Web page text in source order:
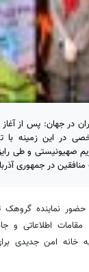
در جهان: پس از
در این زمینه با
صهیونیستی و طی
منافقین در جمهوری
حضور نماینده گروهک
مقامات اطلاعاتی و
خانه امن جدیدی